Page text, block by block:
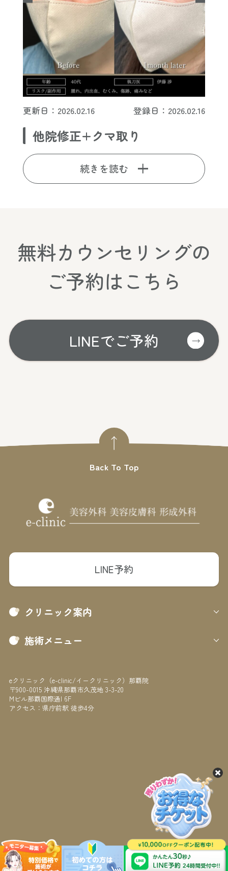
更新日：2026.02.16 登録日：2026.02.16
他院修正+クマ取り
続きを読む
無料カウンセリングの
ご予約はこちら
LINEでご予約
LINE予約
クリニック案内
施術メニュー
eクリニック（e-clinic/イークリニック）那覇院
〒900-0015 沖縄県那覇市久茂地 3-3-20
Mビル那覇国際通I 6F
アクセス：県庁前駅 徒歩4分
© e-clinic NAHA All Rights Reserved.
Back To Top